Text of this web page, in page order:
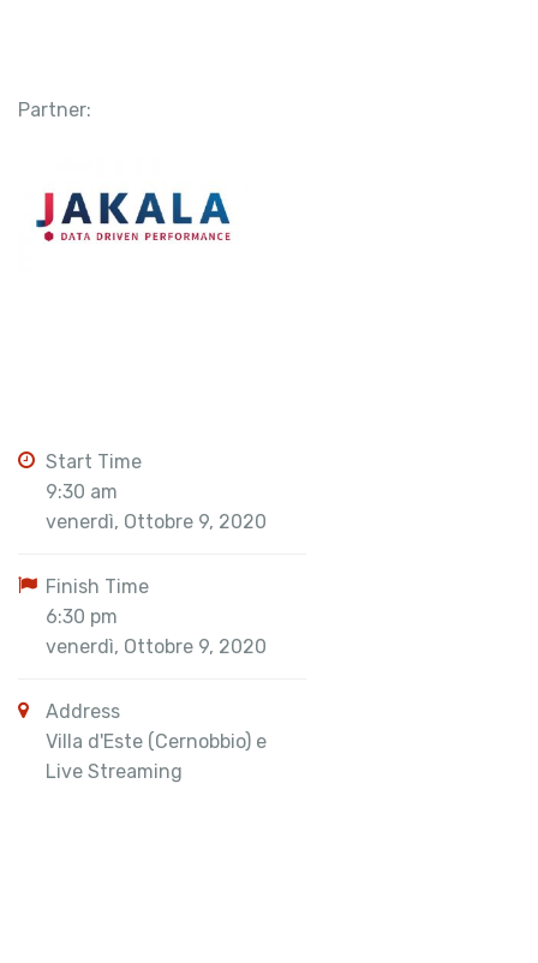
Partner:
Start Time
9:30 am
venerdì, Ottobre 9, 2020
Finish Time
6:30 pm
venerdì, Ottobre 9, 2020
Address
Villa d'Este (Cernobbio) e
Live Streaming